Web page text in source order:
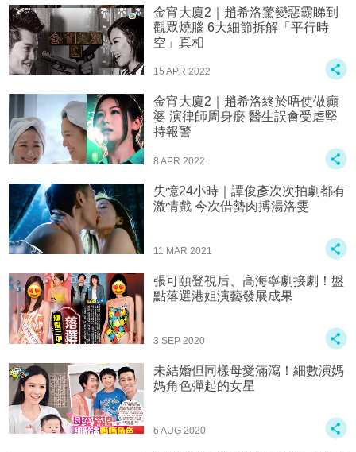
金宵大廈2｜趙希洛驚變惡霸睇到
觀眾燒腦 6大細節拆解「平行時
空」真相
15 APR 2022
金宵大廈2｜趙希洛終於唔使做癲
婆 演律師周身瘀 醫生誤會受虐堅
持報警
8 APR 2022
失憶24小時｜譚俊彥次次拍劇都有
激情戲 今次借勢肉搏湯洛雯
11 MAR 2021
張可頤登視后、高海寧劇接劇！盤
點落選港姐演藝發展成果
3 SEP 2020
未結婚但同樣母愛滿瀉！細數演媽
媽角色彈起的女星
6 AUG 2020